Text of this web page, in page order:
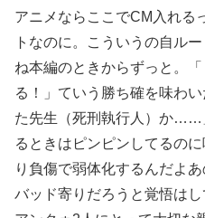
アニメならここでCM入れる
トなのに。こういうの自ル
ね本編のときからずっと。
る！」ていう勝ち確を味わ
た先生（死刑執行人）か……
るときはピンピンしてるの
り負傷で弱体化するんだよ
バッド寄りだろうと覚悟は